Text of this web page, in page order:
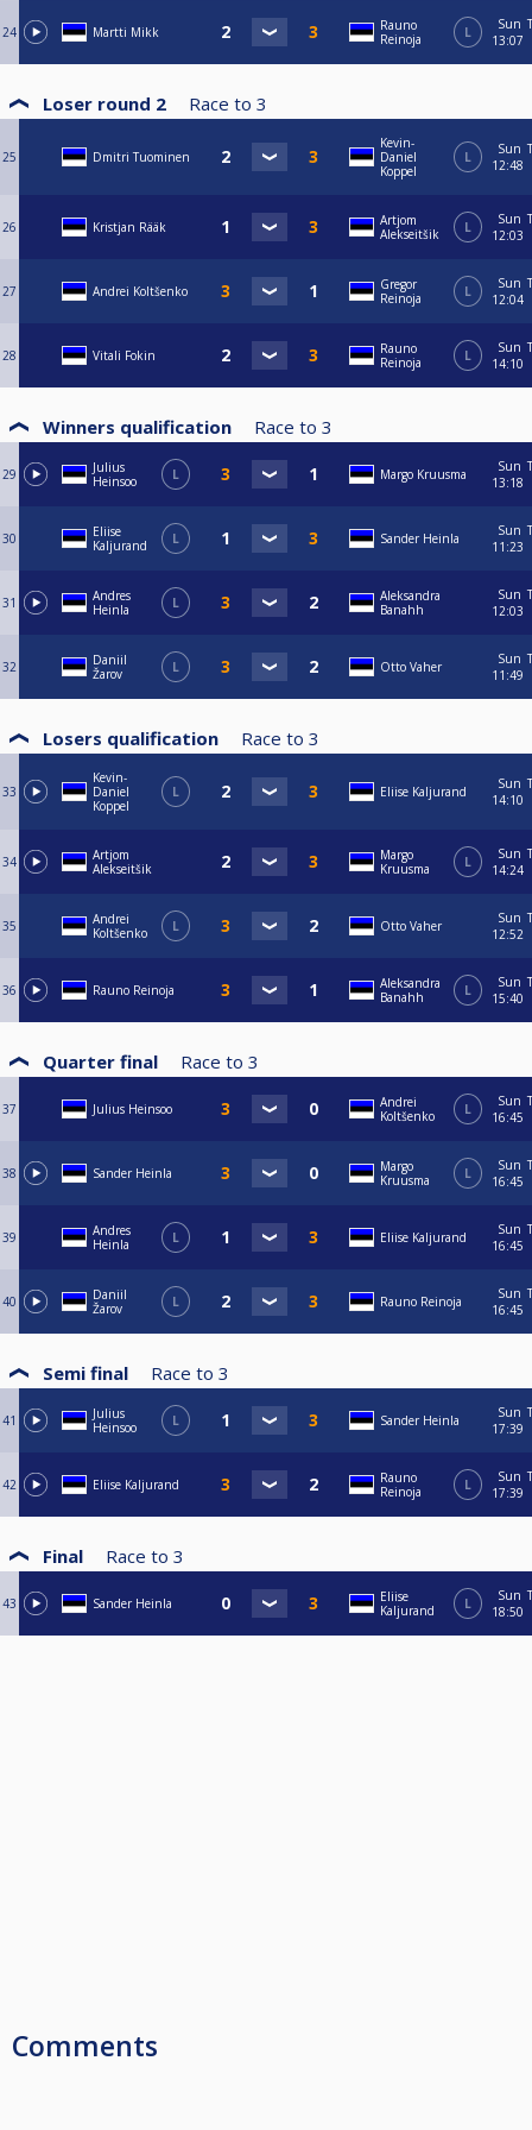
24 Martti Mikk
Rauno
Reinoja
L
Sun
13:07
Loser round 2 Race to 3
25 Dmitri Tuominen
Kevin-
Daniel
Koppel
L
Sun
12:48
26 Kristjan Rääk
Artjom
Alekseitšik
L
Sun
12:03
27 Andrei Koltšenko
Gregor
Reinoja
L
Sun
12:04
28 Vitali Fokin
Rauno
Reinoja
L
Sun
14:10
Winners qualification Race to 3
29
Julius
Heinsoo
L Margo Kruusma
Sun
13:18
30
Eliise
Kaljurand
L Sander Heinla
Sun
11:23
31
Andres
Heinla
L
Aleksandra
Banahh
Sun
12:03
32
Daniil
Žarov
L Otto Vaher
Sun
11:49
Losers qualification Race to 3
33
Kevin-
Daniel
Koppel
L Eliise Kaljurand
Sun
14:10
34
Artjom
Alekseitšik
Margo
Kruusma
L
Sun
14:24
35
Andrei
Koltšenko
L Otto Vaher
Sun
12:52
36 Rauno Reinoja
Aleksandra
Banahh
L
Sun
15:40
Quarter final Race to 3
37 Julius Heinsoo
Andrei
Koltšenko
L
Sun
16:45
38 Sander Heinla
Margo
Kruusma
L
Sun
16:45
39
Andres
Heinla
L Eliise Kaljurand
Sun
16:45
40
Daniil
Žarov
L Rauno Reinoja
Sun
16:45
Semi final Race to 3
41
Julius
Heinsoo
L Sander Heinla
Sun
17:39
42 Eliise Kaljurand
Rauno
Reinoja
L
Sun
17:39
Final Race to 3
43 Sander Heinla
Eliise
Kaljurand
L
Sun
18:50
Comments